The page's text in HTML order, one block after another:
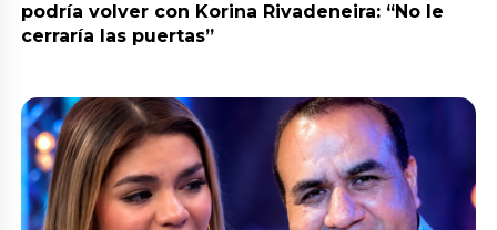
podría volver con Korina Rivadeneira: “No le
cerraría las puertas”